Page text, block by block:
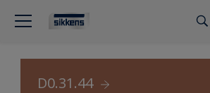
D0.31.44